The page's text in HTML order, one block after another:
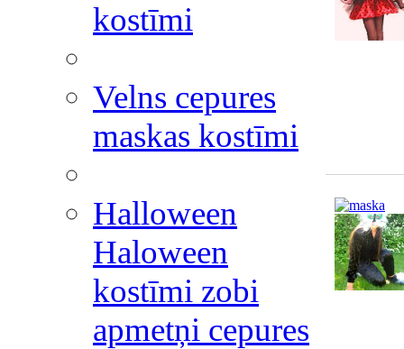
kostīmi
Velns cepures
maskas kostīmi
Halloween
Haloween
kostīmi zobi
apmetņi cepures